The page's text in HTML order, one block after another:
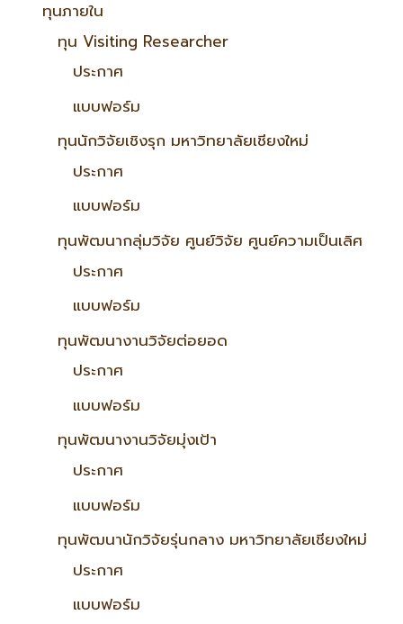
ทุนภายใน
ทุน Visiting Researcher
ประกาศ
แบบฟอร์ม
ทุนนักวิจัยเชิงรุก มหาวิทยาลัยเชียงใหม่
ประกาศ
แบบฟอร์ม
ทุนพัฒนากลุ่มวิจัย ศูนย์วิจัย ศูนย์ความเป็นเลิศ
ประกาศ
แบบฟอร์ม
ทุนพัฒนางานวิจัยต่อยอด
ประกาศ
แบบฟอร์ม
ทุนพัฒนางานวิจัยมุ่งเป้า
ประกาศ
แบบฟอร์ม
ทุนพัฒนานักวิจัยรุ่นกลาง มหาวิทยาลัยเชียงใหม่
ประกาศ
แบบฟอร์ม